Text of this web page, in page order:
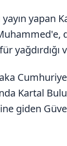
yapan
Kartal
giden